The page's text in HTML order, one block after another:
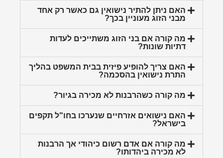
האם ניתן להתיר נישואין גם כאשר רק אחד
מבני הזוג מעוניין בכך?
מה קורה אם בני הזוג משתייכים לעדות
דתיות שונות?
האם צריך להופיע פיזית בבית המשפט בהליך
התרת נישואין בהסכמה?
מה קורה כשהרבנות לא מכירה בגיור?
האם נישואים אזרחיים שנערכו בחו"ל תקפים
בישראל?
מה קורה אם אדם רשום כיהודי אך הרבנות
לא מכירה ביהדותו?